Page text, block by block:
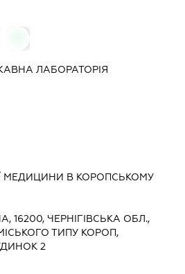
ЛАБОРАТОРІЯ
МЕДИЦИНИ В КОРОПСЬКОМУ
16200, ЧЕРНІГІВСЬКА ОБЛ.,
ТИПУ КОРОП,
2